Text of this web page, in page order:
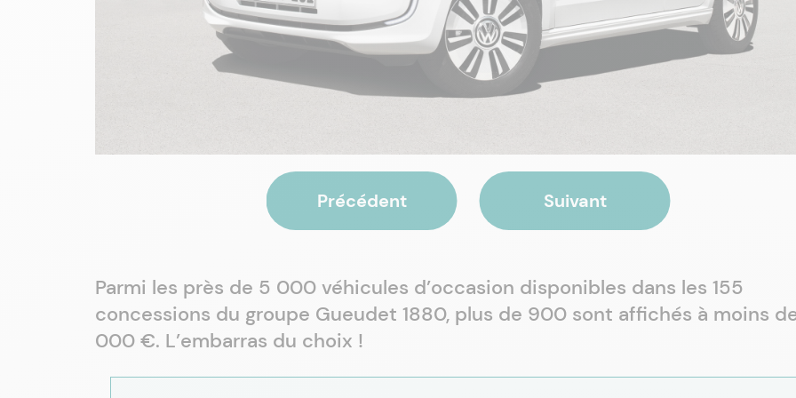
Précédent Suivant
Parmi les près de 5 000 véhicules d’occasion disponibles dans les 155
concessions du groupe Gueudet 1880, plus de 900 sont affichés à moins
000 €. L’embarras du choix !